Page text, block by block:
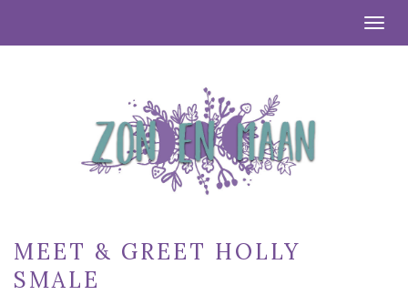
MEET & GREET HOLLY
SMALE